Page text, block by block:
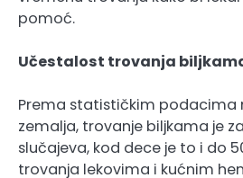
pomoć.
Učestalost trovanja
Prema statističkim podacima
zemalja, trovanje biljkama je
slučajeva, kod dece je to i do
trovanja lekovima i kućnim